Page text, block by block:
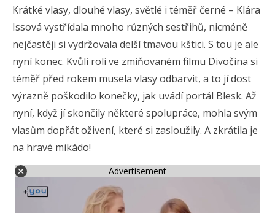
Krátké vlasy, dlouhé vlasy, světlé i téměř černé – Klára
Issová vystřídala mnoho různých sestřihů, nicméně
nejčastěji si vydržovala delší tmavou kštici. S tou je ale
nyní konec. Kvůli roli ve zmiňovaném filmu Divočina si
téměř před rokem musela vlasy odbarvit, a to jí dost
výrazně poškodilo konečky, jak uvádí portál Blesk. Až
nyní, když jí skončily některé spolupráce, mohla svým
vlasům dopřát oživení, které si zasloužily. A zkrátila je
na hravé mikádo!
Advertisement